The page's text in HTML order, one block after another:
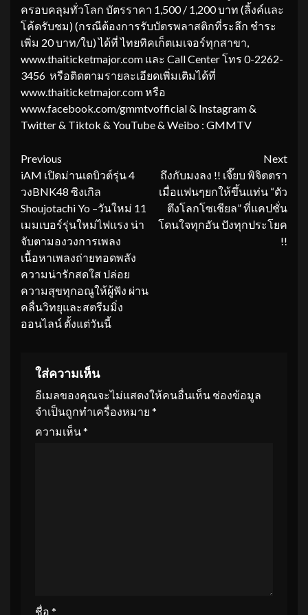
ครอบคลุมทั่วโลก บัตรราคา 1,500 / 1,200 บาท (ลิ้งค์และ
โค้ดรับชม) (กรณีต้องการรับบัตรพลาสติกที่ระลึก ชำระ
เพิ่ม 20 บาท/ใบ) ได้ที่ ไทยทิคเก็ตเมเจอร์ทุกสาขา,
www.thaiticketmajor.com และ Call Center โทร 0-2262-
3456 หรือติดตามรายละเอียดเพิ่มเติมได้ที่
www.thaiticketmajor.com หรือ
www.facebook.com/gmmtvofficial & Instagram &
Twitter & Tiktok & YouTube & Weibo : GMMTV
Continue
Reading
Previous
iAM เปิดม่านเดบิวต์รุ่น 4
วงBNK48 ซิงเกิล
Shoujotachi Yo –วันใหม่ 11
เมมเบอร์รุ่นใหม่ไฟแรง น่า
จับตามองวงการเพลง
เนื้อหาเพลงถ่ายทอดพลัง
ความน่ารักสดใส ปล่อย
ความสุขทุกอณูให้ผู้ฟัง ผ่าน
คลื่นวิทยุและสตรีมมิ่ง
ออนไลน์ ตั้งแต่วันนี้
Next
ถึงกับมงลง !! เจี๊ยบ พิจิตตรา
เมื่อแฟนๆยกให้ขึ้นแท่น “ตัว
ตึงโลกโซเชียล” ที่แคปชั่น
โดนใจทุกอัน ปังทุกประโยค
!!
ใส่ความเห็น
อีเมลของคุณจะไม่แสดงให้คนอื่นเห็น ช่องข้อมูล
จำเป็นถูกทำเครื่องหมาย *
ความเห็น*
ชื่อ *